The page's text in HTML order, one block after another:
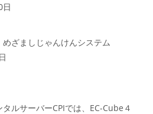
日
めざましじゃんけんシステム
タルサーバーCPIでは、EC-Cube４